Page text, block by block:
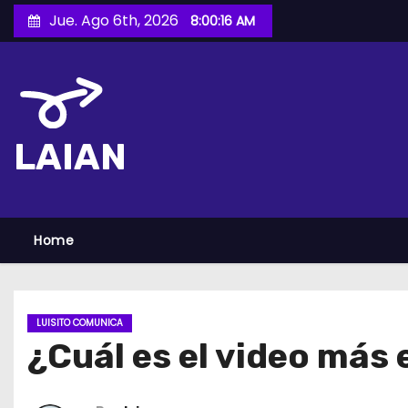
a
c
n
Jue. Ago 6th, 2026 8:00:17 AM
LAIAN
Home
LUISITO COMUNICA
¿Cuál es el video